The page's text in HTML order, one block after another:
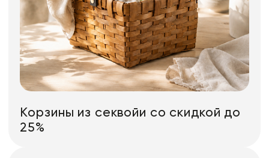
Корзины из секвойи со скидкой до
25%